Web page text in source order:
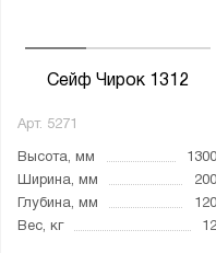
Сейф Чирок 1312
Арт. 5271
Высота, мм
1300
Ширина, мм
200
Глубина, мм
120
Вес, кг
12
Тип замка:
2 кодовых
3 ключевых